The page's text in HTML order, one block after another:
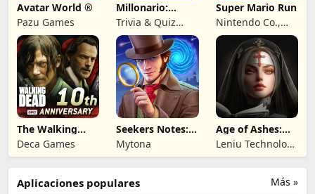
Avatar World ®
Pazu Games
Millonario:
Juego de
preguntas
Trivia & Quiz
Games by
Nuomondo
Super Mario Run
Nintendo Co.,
Ltd.
The Walking
Dead No Man's
Land
Deca Games
Seekers Notes:
Objetos ocultos
Mytona
Age of Ashes:
Dark Nuns
Leniu Technology
Co., Limited
Más »
Aplicaciones populares